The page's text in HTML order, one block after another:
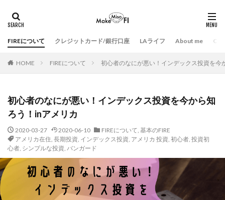
FIREについて クレジットカード/銀行口座 LAライフ About me
HOME FIREについて 初心者のなにが悪い！インデックス投資を今
初心者のなにが悪い！インデックス投資を今から知
ろう！inアメリカ
2020-03-27 2020-06-10 FIREについて, 基本のFIRE
アメリカ在住, 長期投資, インデックス投資, アメリカ 投資, 初心者, 投資初
心者, シンプルな投資, バンガード